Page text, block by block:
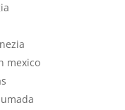
mexico